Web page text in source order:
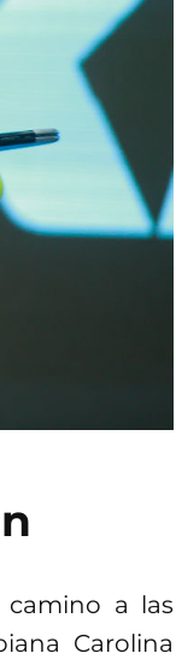
camino a las
Carolina